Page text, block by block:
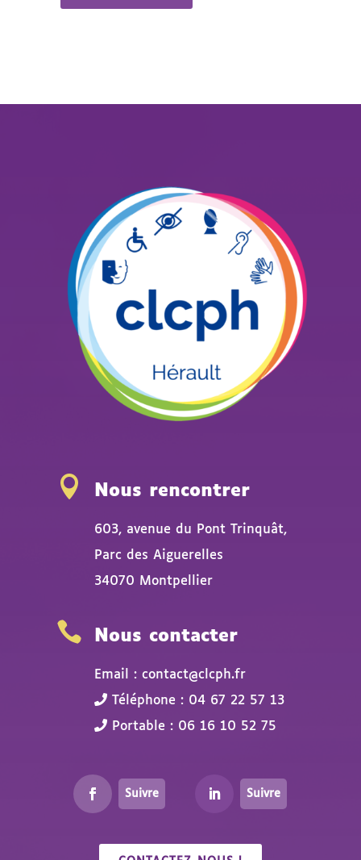
 Nous rencontrer
603, avenue du Pont Trinquât,
Parc des Aiguerelles
34070 Montpellier
 Nous contacter
Email : contact@clcph.fr
Téléphone : 04 67 22 57 13
Portable : 06 16 10 52 75
Suivre Suivre